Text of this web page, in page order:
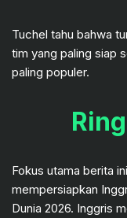
Tuchel tahu bahwa
tim yang paling siap
paling populer.
Fokus utama berita
mempersiapkan
Dunia 2026. Inggris